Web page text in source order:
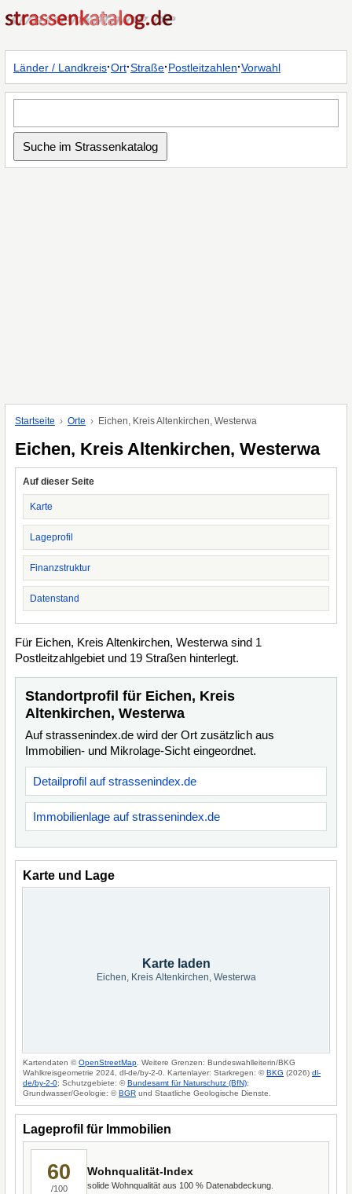
Länder / Landkreis·Ort·Straße·Postleitzahlen·Vorwahl
Startseite Orte Eichen, Kreis Altenkirchen, Westerwa
Eichen, Kreis Altenkirchen, Westerwa
Auf dieser Seite
Karte
Lageprofil
Finanzstruktur
Datenstand
Für Eichen, Kreis Altenkirchen, Westerwa sind 1
Postleitzahlgebiet und 19 Straßen hinterlegt.
Standortprofil für Eichen, Kreis
Altenkirchen, Westerwa
Auf strassenindex.de wird der Ort zusätzlich aus
Immobilien- und Mikrolage-Sicht eingeordnet.
Detailprofil auf strassenindex.de
Immobilienlage auf strassenindex.de
Karte und Lage
Karte laden
Eichen, Kreis Altenkirchen, Westerwa
Kartendaten ©OpenStreetMap . Weitere Grenzen: Bundeswahlleiterin/BKG
Wahlkreisgeometrie 2024, dl-de/by-2-0. Kartenlayer: Starkregen: ©BKG (2026) dl-
de/by-2-0; Schutzgebiete: ©Bundesamt für Naturschutz (BfN);
Grundwasser/Geologie: ©BGR und Staatliche Geologische Dienste.
Lageprofil für Immobilien
60
/100
Wohnqualität-Index
solide Wohnqualität aus 100 % Datenabdeckung.